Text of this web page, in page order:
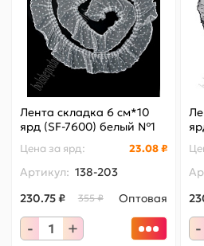
Лента складка 6 см*10
ярд (SF-7600) белый №1
Цена за ярд: 23.08 ₽
Артикул: 138-203
230.75 ₽
355 ₽ Оптовая
- + -